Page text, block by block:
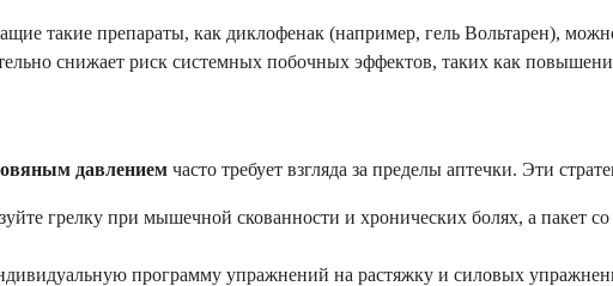
такие препараты, как диклофенак (например, гель Вольтарен),
снижает риск системных побочных эффектов, таких как
давлением часто требует взгляда за пределы аптечки. Эти
грелку при мышечной скованности и хронических болях, а пакет
программу упражнений на растяжку и силовых